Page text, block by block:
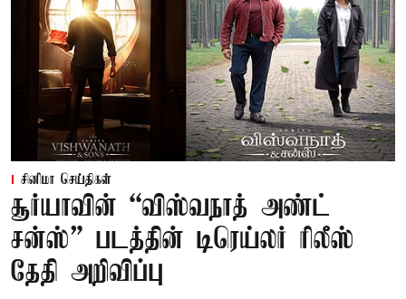
சினிமா செய்திகள்
சூர்யாவின் “விஸ்வநாத் அண்ட்
சன்ஸ்” படத்தின் டிரெய்லர் ரிலீஸ்
தேதி அறிவிப்பு